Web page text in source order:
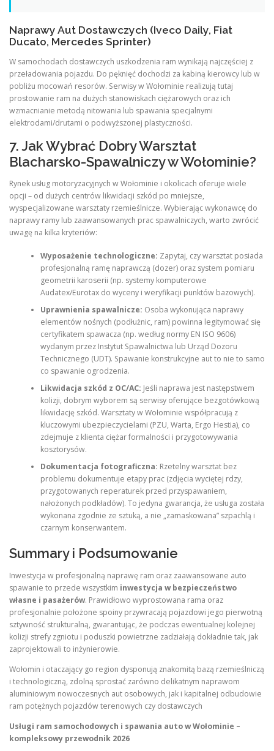
Naprawy Aut Dostawczych (Iveco Daily, Fiat
Ducato, Mercedes Sprinter)
W samochodach dostawczych uszkodzenia ram wynikają najczęściej z
przeładowania pojazdu. Do pęknięć dochodzi za kabiną kierowcy lub w
pobliżu mocowań resorów. Serwisy w Wołominie realizują tutaj
prostowanie ram na dużych stanowiskach ciężarowych oraz ich
wzmacnianie metodą nitowania lub spawania specjalnymi
elektrodami/drutami o podwyższonej plastyczności.
7. Jak Wybrać Dobry Warsztat
Blacharsko-Spawalniczy w Wołominie?
Rynek usług motoryzacyjnych w Wołominie i okolicach oferuje wiele
opcji – od dużych centrów likwidacji szkód po mniejsze,
wyspecjalizowane warsztaty rzemieślnicze. Wybierając wykonawcę do
naprawy ramy lub zaawansowanych prac spawalniczych, warto zwrócić
uwagę na kilka kryteriów:
Wyposażenie technologiczne: Zapytaj, czy warsztat posiada
profesjonalną ramę naprawczą (dozer) oraz system pomiaru
geometrii karoserii (np. systemy komputerowe
Audatex/Eurotax do wyceny i weryfikacji punktów bazowych).
Uprawnienia spawalnicze: Osoba wykonująca naprawy
elementów nośnych (podłużnic, ram) powinna legitymować się
certyfikatem spawacza (np. według normy EN ISO 9606)
wydanym przez Instytut Spawalnictwa lub Urząd Dozoru
Technicznego (UDT). Spawanie konstrukcyjne aut to nie to samo
co spawanie ogrodzenia.
Likwidacja szkód z OC/AC: Jeśli naprawa jest następstwem
kolizji, dobrym wyborem są serwisy oferujące bezgotówkową
likwidację szkód. Warsztaty w Wołominie współpracują z
kluczowymi ubezpieczycielami (PZU, Warta, Ergo Hestia), co
zdejmuje z klienta ciężar formalności i przygotowywania
kosztorysów.
Dokumentacja fotograficzna: Rzetelny warsztat bez
problemu dokumentuje etapy prac (zdjęcia wyciętej rdzy,
przygotowanych reperaturek przed przyspawaniem,
nałożonych podkładów). To jedyna gwarancja, że usługa została
wykonana zgodnie ze sztuką, a nie „zamaskowana” szpachlą i
czarnym konserwantem.
Summary i Podsumowanie
Inwestycja w profesjonalną naprawę ram oraz zaawansowane auto
spawanie to przede wszystkim inwestycja w bezpieczeństwo
własne i pasażerów. Prawidłowo wyprostowana rama oraz
profesjonalnie położone spoiny przywracają pojazdowi jego pierwotną
sztywność strukturalną, gwarantując, że podczas ewentualnej kolejnej
kolizji strefy zgniotu i poduszki powietrzne zadziałają dokładnie tak, jak
zaprojektowali to inżynierowie.
Wołomin i otaczający go region dysponują znakomitą bazą rzemieślniczą
i technologiczną, zdolną sprostać zarówno delikatnym naprawom
aluminiowym nowoczesnych aut osobowych, jak i kapitalnej odbudowie
ram potężnych pojazdów terenowych czy dostawczych
Usługi ram samochodowych i spawania auto w Wołominie –
kompleksowy przewodnik 2026